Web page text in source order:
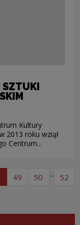
Kultury
2013 roku wziął
Centrum...
listy artykułów
strona listy artykułów
49strona listy
50 strona
... 52